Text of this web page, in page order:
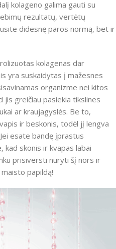
kolageno galima gauti su
rezultatų, vertėtų
didesnę paros normą, bet ir
kolagenas dar
yra suskaidytas į mažesnes
organizme nei kitos
jis greičiau pasiekia tikslines
ar kraujagyslės. Be to,
ir beskonis, todėl jį lengva
esate bandę įprastus
skonis ir kvapas labai
prisiversti nuryti šį nors ir
papildą!